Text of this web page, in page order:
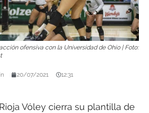
ofensiva con la Universidad de Ohio | Foto:
20/07/2021 12:31
Vóley cierra su plantilla de